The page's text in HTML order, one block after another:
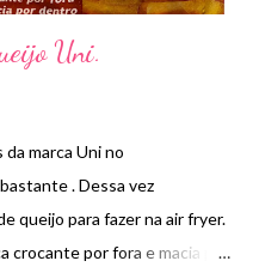
Uni.
marca Uni no
. Dessa vez
queijo para fazer na air fryer.
crocante por fora e macia por